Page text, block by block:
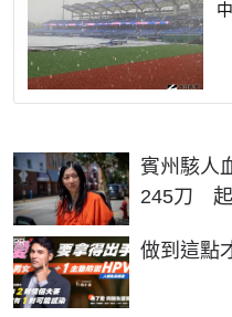
賓州駭人
245刀 起
做到這點
PR